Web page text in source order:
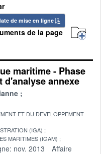
de mise en ligne
de la page
maritime - Phase
d'analyse annexe
ET DU DEVELOPPEMENT
(IGA)
MARITIMES (IGAM)
nov. 2013
Affaire